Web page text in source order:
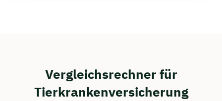
Vergleichsrechner für
Tierkrankenversicherung